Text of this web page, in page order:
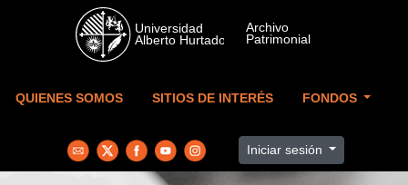
Skip to main content
QUIENES SOMOS SITIOS DE INTERÉS FONDOS
Iniciar sesión